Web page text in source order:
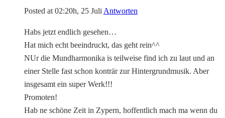
Posted at 02:20h, 25 Juli Antworten
Habs jetzt endlich gesehen…
Hat mich echt beeindruckt, das geht rein^^
NUr die Mundharmonika is teilweise find ich zu laut und an
einer Stelle fast schon konträr zur Hintergrundmusik. Aber
insgesamt ein super Werk!!!
Promoten!
Hab ne schöne Zeit in Zypern, hoffentlich mach ma wenn du